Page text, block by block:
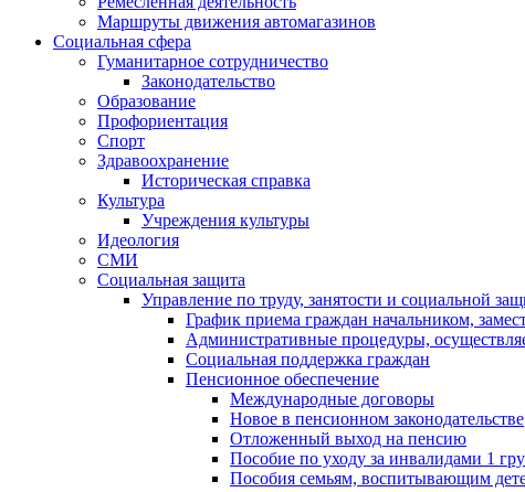
Маршруты движения автомагазинов
Социальная сфера
Гуманитарное сотрудничество
Законодательство
Образование
Профориентация
Спорт
Здравоохранение
Историческая справка
Культура
Учреждения культуры
Идеология
СМИ
Социальная защита
Управление по труду, занятости и социальной
График приема граждан начальником,
Административные процедуры,
Социальная поддержка граждан
Пенсионное обеспечение
Международные договоры
Новое в пенсионном законодательстве
Отложенный выход на пенсию
Пособие по уходу за инвалидами 1
Пособия семьям, воспитывающим